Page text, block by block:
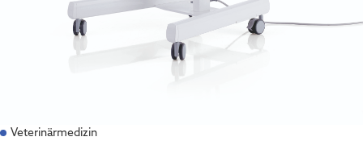
Veterinärmedizin